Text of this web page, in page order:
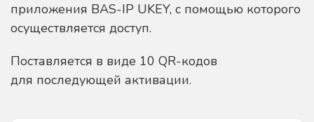
приложения BAS-IP UKEY, с помощью которого
осуществляется доступ.
Поставляется в виде 10 QR-кодов
для последующей активации.